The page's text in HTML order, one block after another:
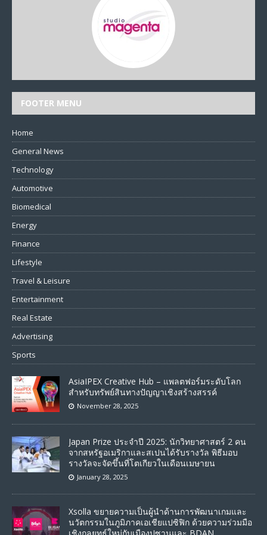
FOOTER MENU
Home
General News
Technology
Automotive
Biomedical
Energy
Finance
Lifestyle
Travel & Leisure
Entertainment
Real Estate
Advertising
Sports
AsiaIPEX Creative Hub – แพลตฟอร์มระดับโลก
สำหรับทรัพย์สินทางปัญญาเชิงสร้างสรรค์
November 28, 2025
Japan Prize ประจำปี 2025: นักวิทยาศาสตร์ 2 คน
จากสหรัฐอเมริกาและสเปนได้รับรางวัล พิธีมอบ
รางวัลจะจัดขึ้นที่โตเกียวในเดือนเมษายน
January 28, 2025
Xsolla ขยายความเป็นผู้นําด้านการพัฒนาเกมและ
นวัตกรรมในภูมิภาคเอเชียแปซิฟิก ด้วยความร่วมมือ